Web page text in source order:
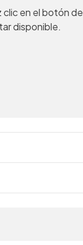
en el botón de
disponible.